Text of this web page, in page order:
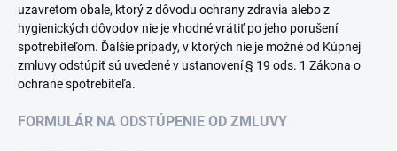
uzavretom obale, ktorý z dôvodu ochrany zdravia alebo z
hygienických dôvodov nie je vhodné vrátiť po jeho porušení
spotrebiteľom. Ďalšie prípady, v ktorých nie je možné od Kúpnej
zmluvy odstúpiť sú uvedené v ustanovení § 19 ods. 1 Zákona o
ochrane spotrebiteľa.
FORMULÁR NA ODSTÚPENIE OD ZMLUVY